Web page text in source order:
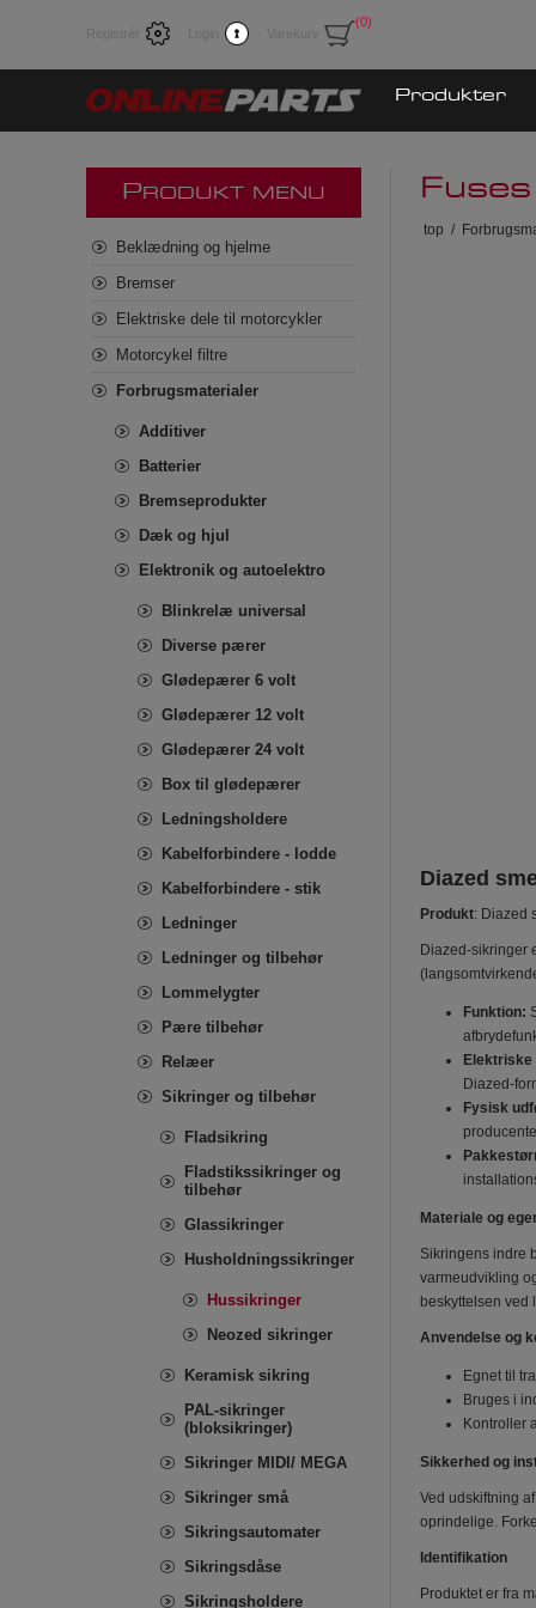
Registrér Login Varekurv
(0)
Produkter
top /
Diazed
Produkt: Diazed
Diazed-sikringer
Funktion:
Elektriske
Diazed-
Fysisk
Materiale og
Sikringens indre
varmeudvikling
beskyttelsen
Anvendelse og
Egnet til
Bruges i
Kontroller
Sikkerhed og
Ved udskiftning
oprindelige.
Identifikation
Produktet er fra
P RODUKT MENU
Beklædning og hjelme
Bremser
Elektriske dele til motorcykler
Motorcykel filtre
Forbrugsmaterialer
Additiver
Batterier
Bremseprodukter
Dæk og hjul
Elektronik og autoelektro
Blinkrelæ universal
Diverse pærer
Glødepærer 6 volt
Glødepærer 12 volt
Glødepærer 24 volt
Box til glødepærer
Ledningsholdere
Kabelforbindere - lodde
Kabelforbindere - stik
Ledninger
Ledninger og tilbehør
Lommelygter
Pære tilbehør
Relæer
Sikringer og tilbehør
Fladsikring
Fladstikssikringer og
tilbehør
Glassikringer
Husholdningssikringer
Hussikringer
Neozed sikringer
Keramisk sikring
PAL-sikringer
(bloksikringer)
Sikringer MIDI/ MEGA
Sikringer små
Sikringsautomater
Sikringsdåse
Sikringsholdere